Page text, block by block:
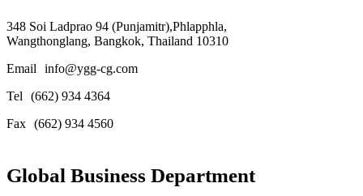
348 Soi Ladprao 94 (Punjamitr),Phlapphla,
Wangthonglang, Bangkok, Thailand 10310
Email
info@ygg-cg.com
Tel
(662) 934 4364
Fax (662) 934 4560
Global Business Department